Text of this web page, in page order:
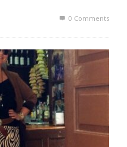
0 Comments